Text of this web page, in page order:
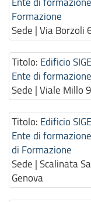
Formazione
Sede | Via Borzoli
Titolo: Edificio
Ente di
Sede | Viale Millo
Titolo: Edificio
Ente di
di Formazione
Sede | Scalinata
Genova